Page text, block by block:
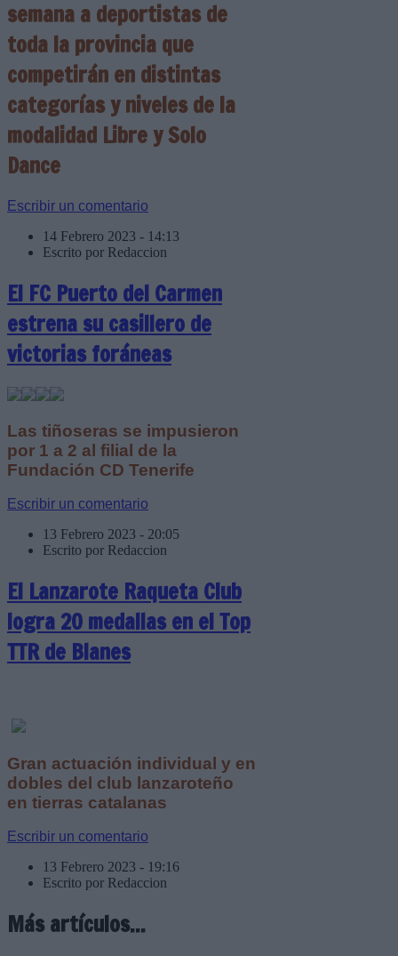
semana a deportistas de
toda la provincia que
competirán en distintas
categorías y niveles de la
modalidad Libre y Solo
Dance
Escribir un comentario
14 Febrero 2023 - 14:13
Escrito por Redaccion
El FC Puerto del Carmen
estrena su casillero de
victorias foráneas
Las tiñoseras se impusieron
por 1 a 2 al filial de la
Fundación CD Tenerife
Escribir un comentario
13 Febrero 2023 - 20:05
Escrito por Redaccion
El Lanzarote Raqueta Club
logra 20 medallas en el Top
TTR de Blanes
Gran actuación individual y en
dobles del club lanzaroteño
en tierras catalanas
Escribir un comentario
13 Febrero 2023 - 19:16
Escrito por Redaccion
Más artículos...